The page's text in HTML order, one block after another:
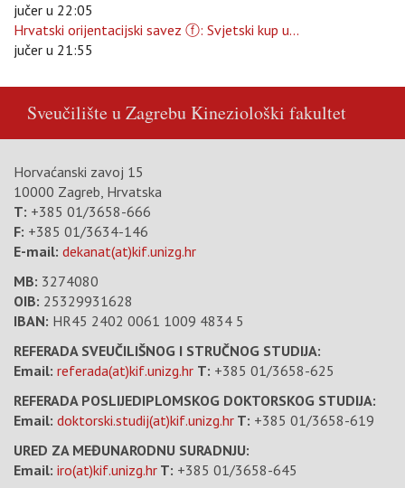
jučer u 22:05
Hrvatski orijentacijski savez ⓕ: Svjetski kup u...
jučer u 21:55
Sveučilište u ZagrebuKineziološki fakultet
Horvaćanski zavoj 15
10000 Zagreb, Hrvatska
T: +385 01/3658-666
F: +385 01/3634-146
E-mail: dekanat(at)kif.unizg.hr
MB: 3274080
OIB: 25329931628
IBAN: HR45 2402 0061 1009 4834 5
REFERADA SVEUČILIŠNOG I STRUČNOG STUDIJA:
Email: referada(at)kif.unizg.hr T: +385 01/3658-625
REFERADA POSLIJEDIPLOMSKOG DOKTORSKOG STUDIJA:
Email: doktorski.studij(at)kif.unizg.hr T: +385 01/3658-619
URED ZA MEĐUNARODNU SURADNJU:
Email: iro(at)kif.unizg.hr T: +385 01/3658-645